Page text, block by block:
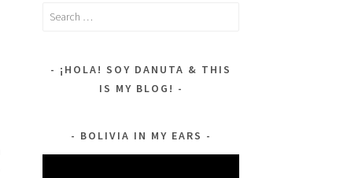
Search
¡HOLA! SOY DANUTA & THIS
IS MY BLOG!
BOLIVIA IN MY EARS